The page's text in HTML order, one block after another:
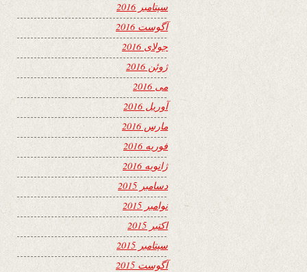
سپتامبر 2016
آگوست 2016
جولای 2016
ژوئن 2016
می 2016
آوریل 2016
مارس 2016
فوریه 2016
ژانویه 2016
دسامبر 2015
نوامبر 2015
اکتبر 2015
سپتامبر 2015
آگوست 2015